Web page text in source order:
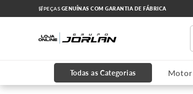
🛒PEÇAS GENUÍNAS COM GARANTIA DE FÁBRICA
Todas as Categorias Motor
1
chevrolet
2º
onix